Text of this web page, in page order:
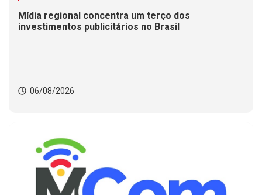
Mídia regional concentra um terço dos
investimentos publicitários no Brasil
06/08/2026